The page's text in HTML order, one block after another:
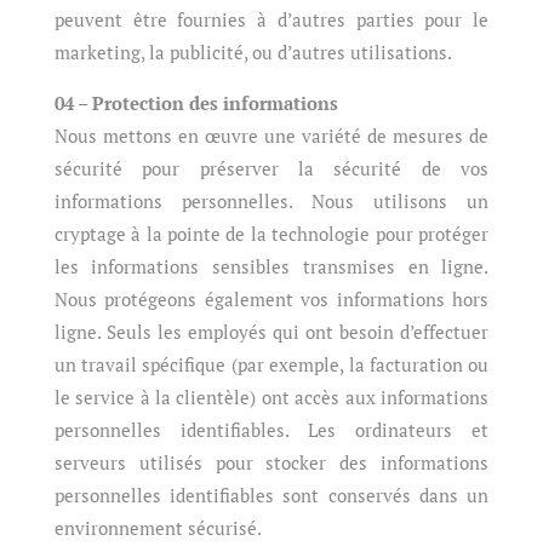
peuvent être fournies à d’autres parties pour le
marketing, la publicité, ou d’autres utilisations.
04 – Protection des informations
Nous mettons en œuvre une variété de mesures de
sécurité pour préserver la sécurité de vos
informations personnelles. Nous utilisons un
cryptage à la pointe de la technologie pour protéger
les informations sensibles transmises en ligne.
Nous protégeons également vos informations hors
ligne. Seuls les employés qui ont besoin d’effectuer
un travail spécifique (par exemple, la facturation ou
le service à la clientèle) ont accès aux informations
personnelles identifiables. Les ordinateurs et
serveurs utilisés pour stocker des informations
personnelles identifiables sont conservés dans un
environnement sécurisé.